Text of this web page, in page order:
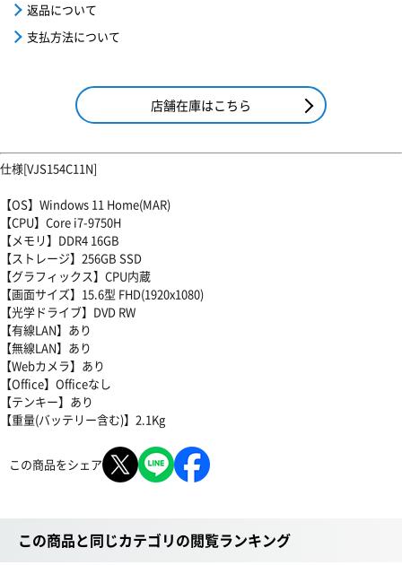
返品について
支払方法について
店舗在庫はこちら
仕様[VJS154C11N]
【OS】Windows 11 Home(MAR)
【CPU】Core i7-9750H
【メモリ】DDR4 16GB
【ストレージ】256GB SSD
【グラフィックス】CPU内蔵
【画面サイズ】15.6型 FHD(1920x1080)
【光学ドライブ】DVD RW
【有線LAN】あり
【無線LAN】あり
【Webカメラ】あり
【Office】Officeなし
【テンキー】あり
【重量(バッテリー含む)】2.1Kg
この商品をシェア
この商品と同じカテゴリの閲覧ランキング